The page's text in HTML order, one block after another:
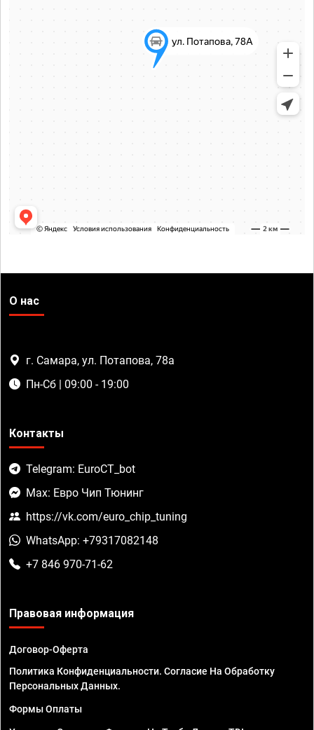
О нас
г. Самара, ул. Потапова, 78а
Пн-Сб | 09:00 - 19:00
Контакты
Telegram: EuroCT_bot
Max: Евро Чип Тюнинг
https://vk.com/euro_chip_tuning
WhatsApp: +79317082148
+7 846 970-71-62
Правовая информация
Договор-Оферта
Политика Конфиденциальности. Согласие На Обработку
Персональных Данных.
Формы Оплаты